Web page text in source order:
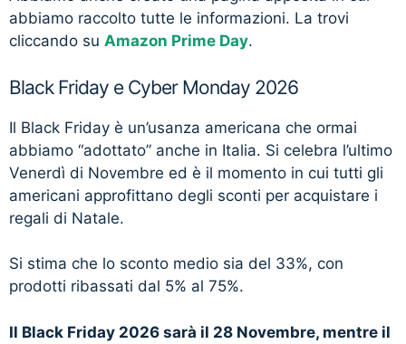
abbiamo raccolto tutte le informazioni. La trovi
cliccando su Amazon Prime Day.
Black Friday e Cyber Monday 2026
Il Black Friday è un’usanza americana che ormai
abbiamo “adottato” anche in Italia. Si celebra l’ultimo
Venerdì di Novembre ed è il momento in cui tutti gli
americani approfittano degli sconti per acquistare i
regali di Natale.
Si stima che lo sconto medio sia del 33%, con
prodotti ribassati dal 5% al 75%.
Il Black Friday 2026 sarà il 28 Novembre, mentre il